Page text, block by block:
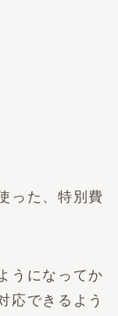
った、特別費
うになってか
応できるよう